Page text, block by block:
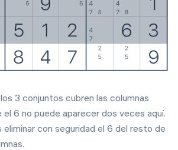
3 conjuntos cubren las columnas
el 6 no puede aparecer dos veces aquí.
con seguridad el 6 del resto de